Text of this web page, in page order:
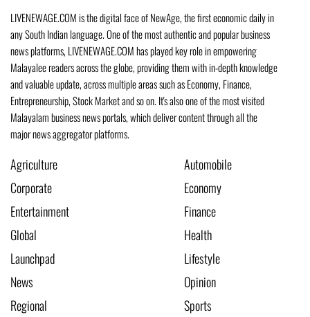
LIVENEWAGE.COM is the digital face of NewAge, the first economic daily in
any South Indian language. One of the most authentic and popular business
news platforms, LIVENEWAGE.COM has played key role in empowering
Malayalee readers across the globe, providing them with in-depth knowledge
and valuable update, across multiple areas such as Economy, Finance,
Entrepreneurship, Stock Market and so on. It's also one of the most visited
Malayalam business news portals, which deliver content through all the
major news aggregator platforms.
Agriculture
Automobile
Corporate
Economy
Entertainment
Finance
Global
Health
Launchpad
Lifestyle
News
Opinion
Regional
Sports